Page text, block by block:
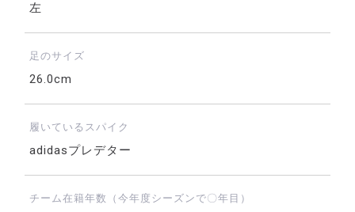
左
足のサイズ
26.0cm
履いているスパイク
adidasプレデター
チーム在籍年数（今年度シーズンで〇年目）